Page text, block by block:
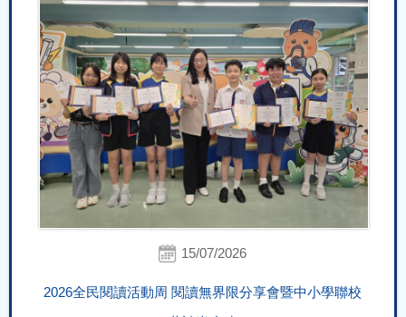
15/07/2026
2026全民閱讀活動周 閱讀無界限分享會暨中小學聯校